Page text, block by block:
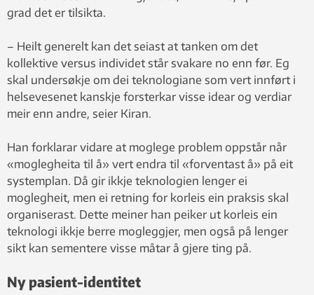
grad det er tilsikta.
– Heilt generelt kan det seiast at tanken om det
kollektive versus individet står svakare no enn før. Eg
skal undersøkje om dei teknologiane som vert innført i
helsevesenet kanskje forsterkar visse idear og verdiar
meir enn andre, seier Kiran.
Han forklarar vidare at moglege problem oppstår når
«moglegheita til å» vert endra til «forventast å» på eit
systemplan. Då gir ikkje teknologien lenger ei
moglegheit, men ei retning for korleis ein praksis skal
organiserast. Dette meiner han peiker ut korleis ein
teknologi ikkje berre mogleggjer, men også på lenger
sikt kan sementere visse måtar å gjere ting på.
Ny pasient-identitet